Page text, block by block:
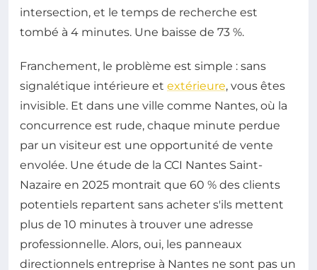
intersection, et le temps de recherche est
tombé à 4 minutes. Une baisse de 73 %.
Franchement, le problème est simple : sans
signalétique intérieure et extérieure, vous êtes
invisible. Et dans une ville comme Nantes, où la
concurrence est rude, chaque minute perdue
par un visiteur est une opportunité de vente
envolée. Une étude de la CCI Nantes Saint-
Nazaire en 2025 montrait que 60 % des clients
potentiels repartent sans acheter s'ils mettent
plus de 10 minutes à trouver une adresse
professionnelle. Alors, oui, les panneaux
directionnels entreprise à Nantes ne sont pas un